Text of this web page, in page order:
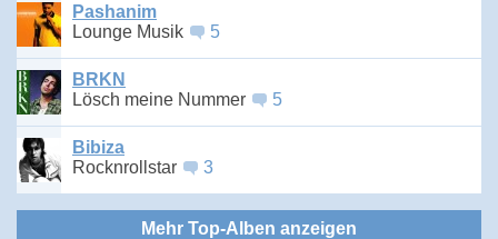
Pashanim
Lounge Musik
5
BRKN
Lösch meine Nummer
5
Bibiza
Rocknrollstar
3
Mehr Top-Alben anzeigen